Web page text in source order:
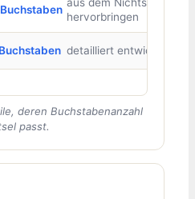
hervorbringen
detailliert entwickeln
deren Buchstabenanzahl
passt.